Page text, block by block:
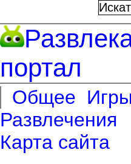
портал
Общее Игры
Развлечения
Карта сайта